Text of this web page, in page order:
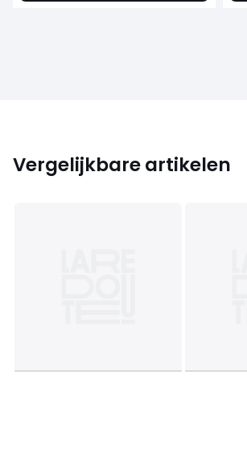
Vergelijkbare artikelen